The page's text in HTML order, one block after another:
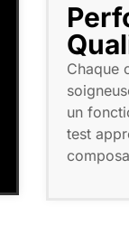
Chaque
un
test